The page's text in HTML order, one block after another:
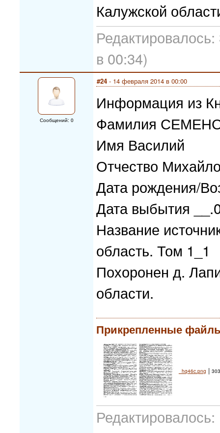
Калужской
в 00:34)
Сообщений: 0
#24 - 14 февраля 2014 в 00:00
Информация из
Фамилия
Имя Василий
Отчество
Дата рождения/
Дата выбытия
Название
область. Том 1_1
Похоронен д.
области.
Прикрепленные
_hq46c.png |